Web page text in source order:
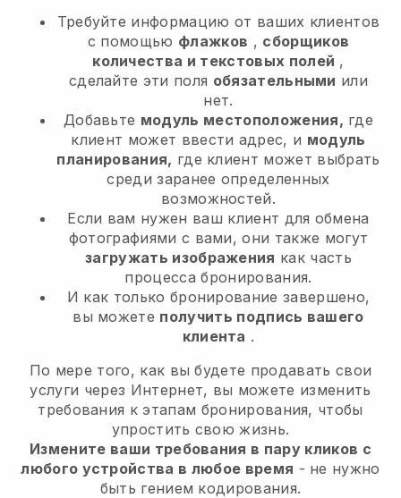
Требуйте информацию от ваших клиентов
с помощью флажков , сборщиков
количества и текстовых полей ,
сделайте эти поля обязательными или
нет.
Добавьте модуль местоположения, где
клиент может ввести адрес, и модуль
планирования, где клиент может выбрать
среди заранее определенных
возможностей.
Если вам нужен ваш клиент для обмена
фотографиями с вами, они также могут
загружать изображения как часть
процесса бронирования.
И как только бронирование завершено,
вы можете получить подпись вашего
клиента .
По мере того, как вы будете продавать свои
услуги через Интернет, вы можете изменить
требования к этапам бронирования, чтобы
упростить свою жизнь.
Измените ваши требования в пару кликов с
любого устройства в любое время - не нужно
быть гением кодирования.